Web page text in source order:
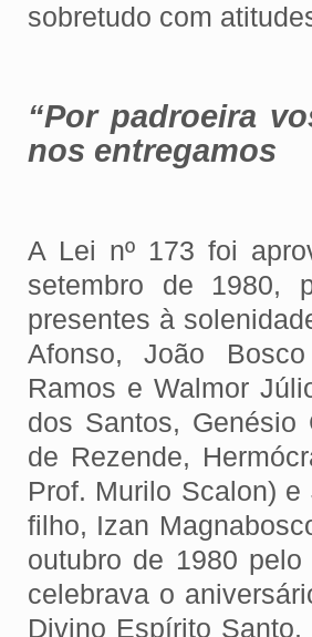
sobretudo com
“Por padroeira
nos entregamos
A Lei nº 173 foi
setembro de 1980,
presentes à
Afonso, João
Ramos e Walmor
dos Santos, Genésio
de Rezende,
Prof. Murilo Scalon)
filho, Izan
outubro de 1980
celebrava o
Divino Espírito